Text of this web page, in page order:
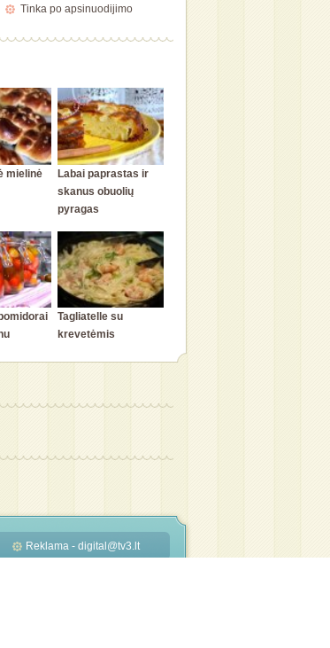
Tinka po apsinuodijimo
mielinė
Labai paprastas ir
skanus obuolių
pyragas
Tagliatelle su
krevetėmis
Reklama - digital@tv3.lt